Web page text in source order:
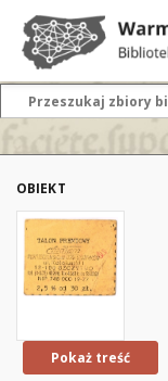
OBIEKT
Pokaż treść